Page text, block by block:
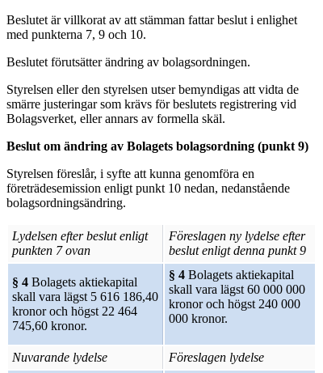
Beslutet är villkorat av att stämman fattar beslut i enlighet
med punkterna 7, 9 och 10.
Beslutet förutsätter ändring av bolagsordningen.
Styrelsen eller den styrelsen utser bemyndigas att vidta de
smärre justeringar som krävs för beslutets registrering vid
Bolagsverket, eller annars av formella skäl.
Beslut om ändring av Bolagets bolagsordning (punkt 9)
Styrelsen föreslår, i syfte att kunna genomföra en
företrädesemission enligt punkt 10 nedan, nedanstående
bolagsordningsändring.
Lydelsen efter beslut enligt
punkten 7 ovan
Föreslagen ny lydelse efter
beslut enligt denna punkt 9
§ 4 Bolagets aktiekapital
skall vara lägst 5 616 186,40
kronor och högst 22 464
745,60 kronor.
§ 4 Bolagets aktiekapital
skall vara lägst 60 000 000
kronor och högst 240 000
000 kronor.
Nuvarande lydelse Föreslagen lydelse